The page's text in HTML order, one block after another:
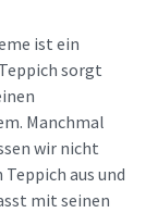
ist ein
sorgt
Manchmal
wir nicht
Teppich aus und
mit seinen